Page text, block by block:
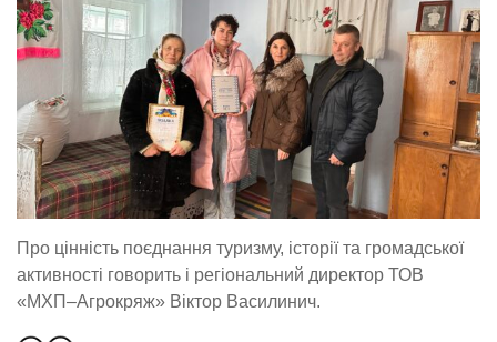
Про цінність поєднання туризму, історії та громадської
активності говорить і регіональний директор ТОВ
«МХП–Агрокряж» Віктор Василинич.